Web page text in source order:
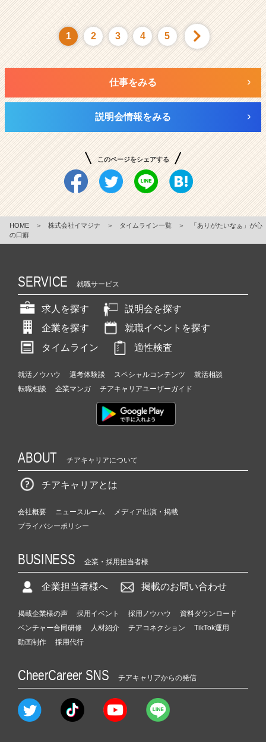
1 2 3 4 5
仕事をみる
説明会情報をみる
このページをシェアする
HOME ＞ 株式会社イマジナ ＞ タイムライン一覧 ＞
「ありがたいなぁ」が心
の口癖
SERVICE 就職サービス
求人を探す
説明会を探す
企業を探す
就職イベントを探す
タイムライン
適性検査
就活ノウハウ 選考体験談 スペシャルコンテンツ
就活相談
転職相談
企業マンガ チアキャリアユーザーガイド
ABOUT チアキャリアについて
チアキャリアとは
会社概要 ニュースルーム
メディア出演・掲載
プライバシーポリシー
BUSINESS 企業・採用担当者様
企業担当者様へ 掲載のお問い合わせ
掲載企業様の声 採用イベント 採用ノウハウ
資料ダウンロード
ベンチャー合同研修
人材紹介 チアコネクション
TikTok運用
動画制作
採用代行
CheerCareer SNS チアキャリアからの発信